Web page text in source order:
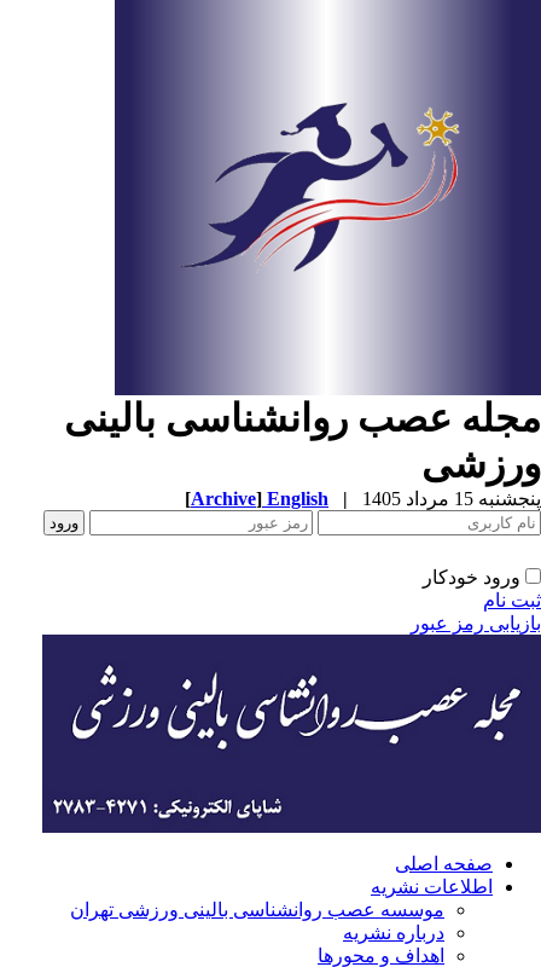
عصب روانشناسی بالینی
15 مرداد 1405 |
English
[Archive]
ورود خودکار
نام
رمز عبور
صفحه اصلی
اطلاعات نشریه
موسسه عصب روانشناسی بالینی ورزشی تهران
درباره نشریه
اهداف و محورها